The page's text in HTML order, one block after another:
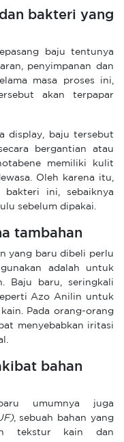
bakteri yang
baju tentunya
penyimpanan dan
masa proses ini,
akan terpapar
display, baju tersebut
bergantian atau
memiliki kulit
Oleh karena itu,
bakteri ini, sebaiknya
sebelum dipakai.
tambahan
yang baru dibeli perlu
adalah untuk
Baju baru, seringkali
Azo Anilin untuk
Pada orang-orang
menyebabkan iritasi
bahan
umumnya juga
, sebuah bahan yang
tekstur kain dan